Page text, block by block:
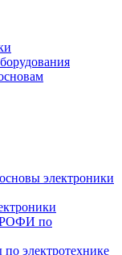
электроники
по
электротехнике